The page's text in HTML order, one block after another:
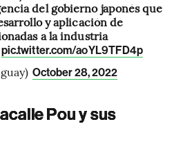
del gobierno japonés que
y aplicación de
a la industria
pic.twitter.com/aoYL9TFD4p
October 28, 2022
Pou y sus